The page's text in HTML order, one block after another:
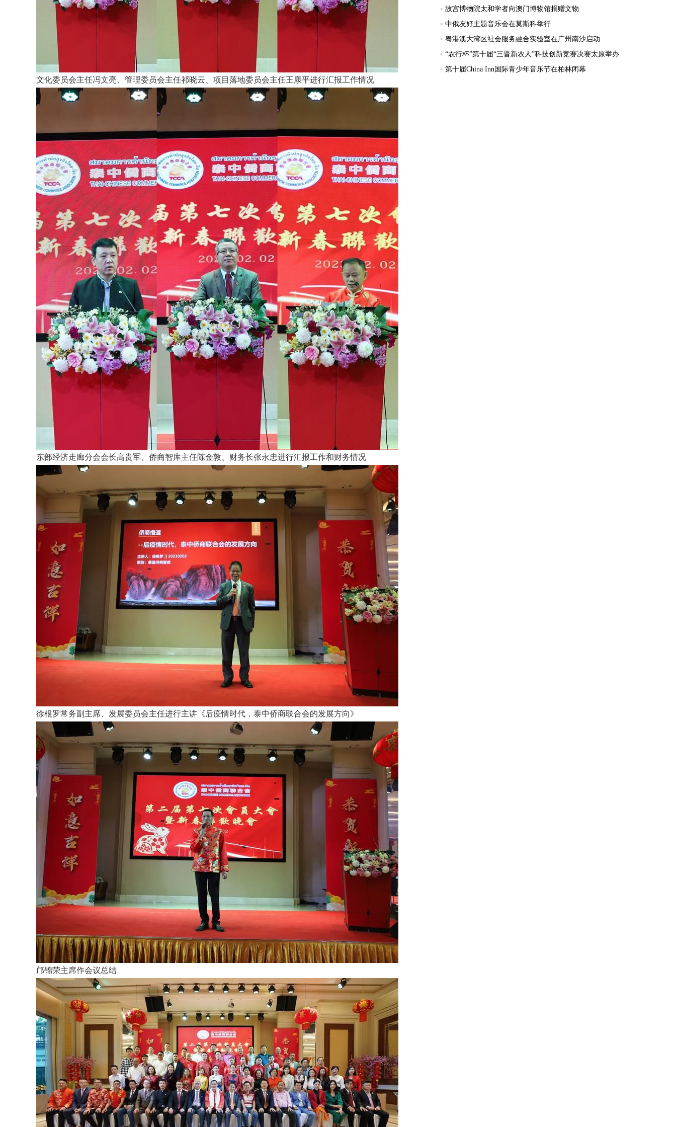
文化委员会主任冯文亮、管理委员会主任祁晓云、项目落地委员会主任王康平进行汇报工作情况
东部经济走廊分会会长高贵军、侨商智库主任陈金敦、财务长张永忠进行汇报工作和财务情况
徐根罗常务副主席、发展委员会主任进行主讲《后疫情时代，泰中侨商联合会的发展方向》
邝锦荣主席作会议总结
故宫博物院太和学者向澳门博物馆捐赠文物
中俄友好主题音乐会在莫斯科举行
粤港澳大湾区社会服务融合实验室在广州南沙启动
“农行杯”第十届“三晋新农人”科技创新竞赛决赛太原举办
第十届China Inn国际青少年音乐节在柏林闭幕